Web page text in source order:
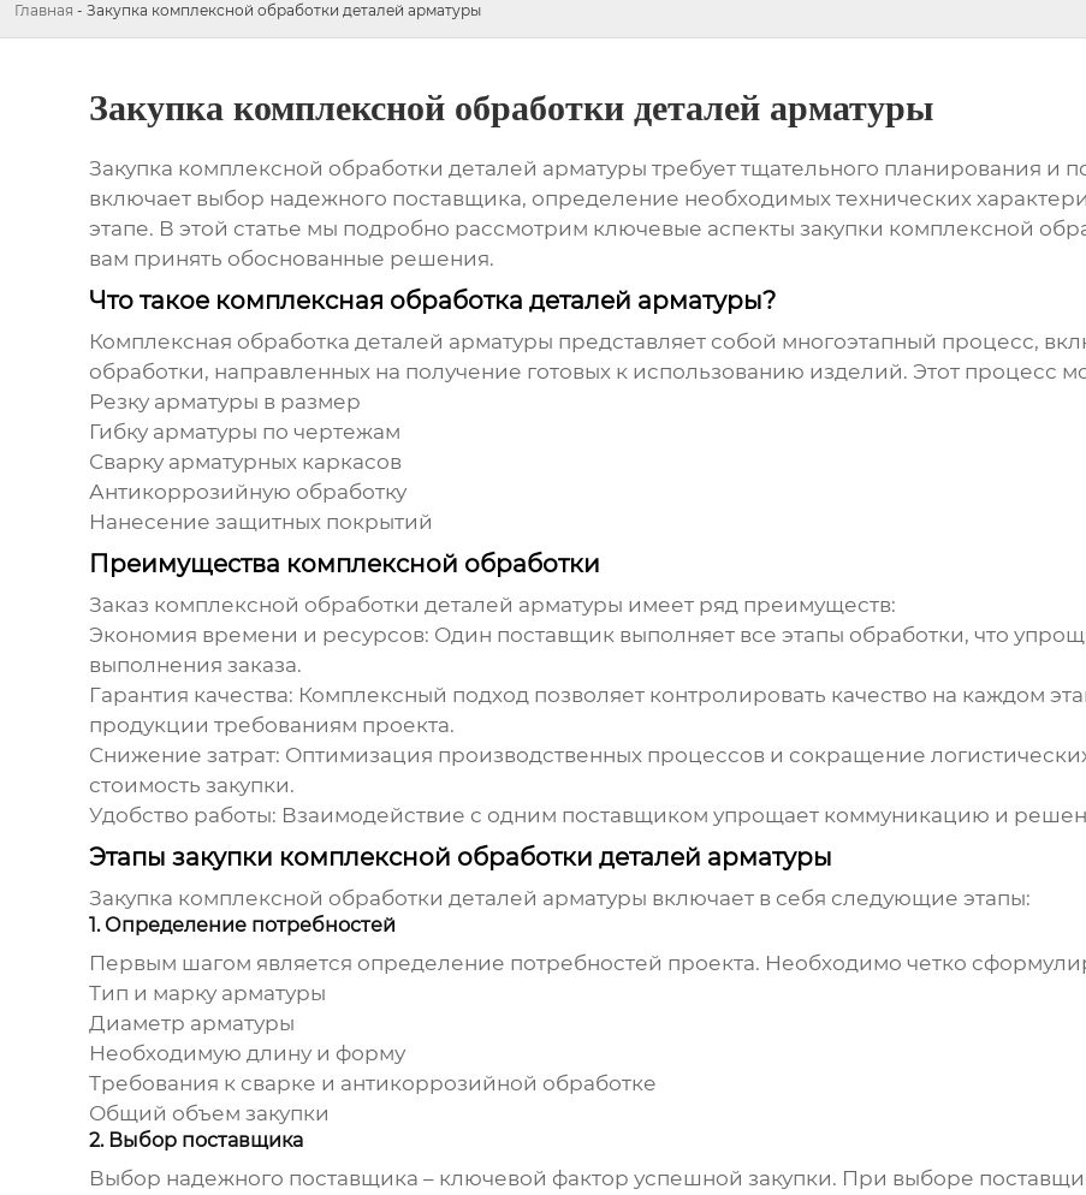
Главная - Закупка комплексной обработки деталей арматуры
Закупка комплексной обработки деталей арматуры
Закупка комплексной обработки деталей арматуры требует тщательного планирования и
включает выбор надежного поставщика, определение необходимых технических
этапе. В этой статье мы подробно рассмотрим ключевые аспекты закупки комплексной
вам принять обоснованные решения.
Что такое комплексная обработка деталей арматуры?
Комплексная обработка деталей арматуры представляет собой многоэтапный процесс,
обработки, направленных на получение готовых к использованию изделий. Этот процесс
Резку арматуры в размер
Гибку арматуры по чертежам
Сварку арматурных каркасов
Антикоррозийную обработку
Нанесение защитных покрытий
Преимущества комплексной обработки
Заказ комплексной обработки деталей арматуры имеет ряд преимуществ:
Экономия времени и ресурсов: Один поставщик выполняет все этапы обработки, что
выполнения заказа.
Гарантия качества: Комплексный подход позволяет контролировать качество на каждом
продукции требованиям проекта.
Снижение затрат: Оптимизация производственных процессов и сокращение
стоимость закупки.
Удобство работы: Взаимодействие с одним поставщиком упрощает коммуникацию и
Этапы закупки комплексной обработки деталей арматуры
Закупка комплексной обработки деталей арматуры включает в себя следующие этапы:
1. Определение потребностей
Первым шагом является определение потребностей проекта. Необходимо четко
Тип и марку арматуры
Диаметр арматуры
Необходимую длину и форму
Требования к сварке и антикоррозийной обработке
Общий объем закупки
2. Выбор поставщика
Выбор надежного поставщика – ключевой фактор успешной закупки. При выборе